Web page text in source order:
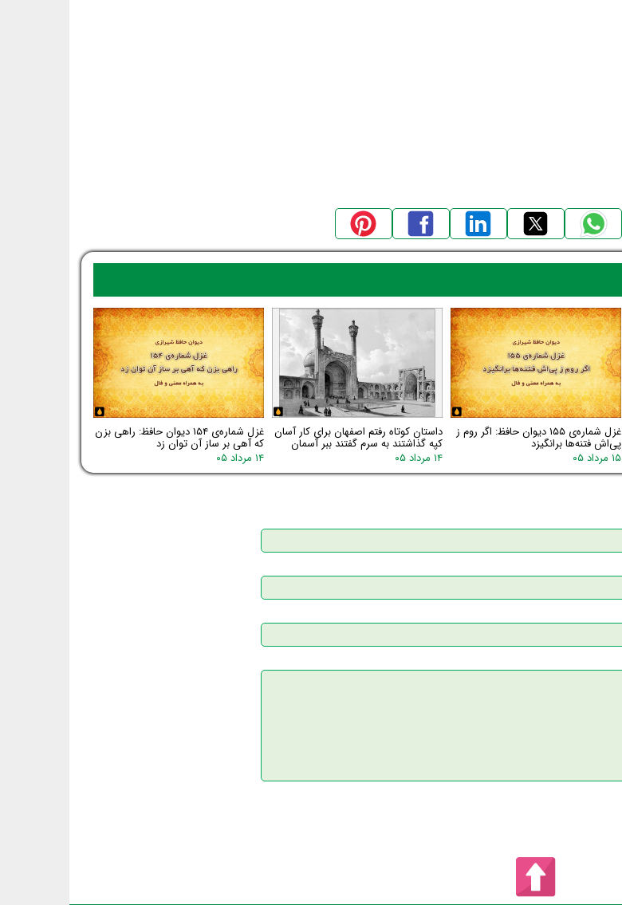
غزل شماره‌ی ۱۵۵ دیوان حافظ: اگر روم ز
پی‌اش فتنه‌ها برانگیزد
۱۵ مرداد ۰۵
داستان کوتاه رفتم اصفهان برای کار آسان
کپه گذاشتند به سرم گفتند ببر آسمان
۱۴ مرداد ۰۵
غزل شماره‌ی ۱۵۴ دیوان حافظ: راهی بزن
که آهی بر ساز آن توان زد
۱۴ مرداد ۰۵